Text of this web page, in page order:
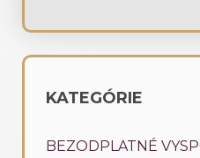
KATEGÓRIE
BEZODPLATNÉ